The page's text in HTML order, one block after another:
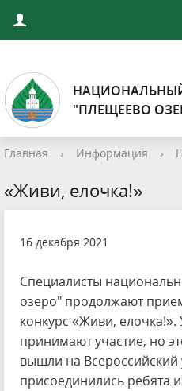
"ПЛЕЩЕЕВО
Главная › Информация ›
«Живи, елочка!»
16 декабря 2021
Специалисты
озеро" продолжают
конкурс «Живи,
принимают участие, но
вышли на Всероссийский
присоединились ребята